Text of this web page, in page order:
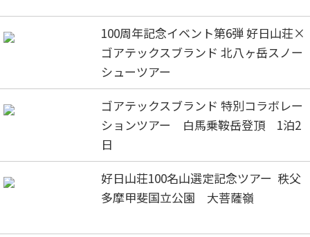
100周年記念イベント第6弾 好日山荘×
ゴアテックスブランド 北八ヶ岳スノー
シューツアー
ゴアテックスブランド 特別コラボレー
ションツアー 白馬乗鞍岳登頂 1泊2
日
好日山荘100名山選定記念ツアー 秩父
多摩甲斐国立公園 大菩薩嶺